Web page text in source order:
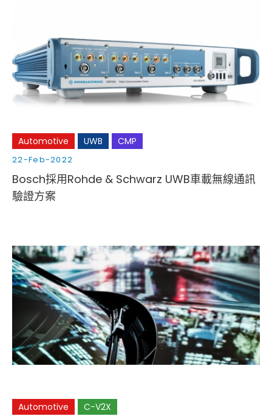
Automotive UWB CMP
22-Feb-2022
Bosch採用Rohde & Schwarz UWB車載無線通訊
驗證方案
Automotive C-V2X